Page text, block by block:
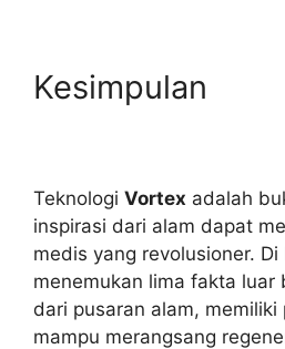
Kesimpulan
Teknologi Vortex adalah
inspirasi dari alam dapat
medis yang revolusioner.
menemukan lima fakta luar
dari pusaran alam, memiliki
mampu merangsang